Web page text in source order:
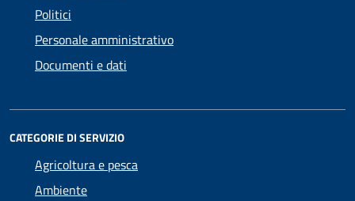
Politici
Personale amministrativo
Documenti e dati
CATEGORIE DI SERVIZIO
Agricoltura e pesca
Ambiente